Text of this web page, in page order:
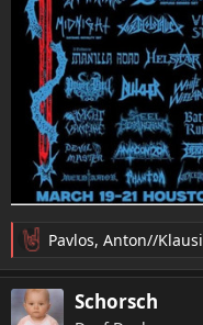
R
e
a
k
Pavlos, Anton//Klausi
Schorsch